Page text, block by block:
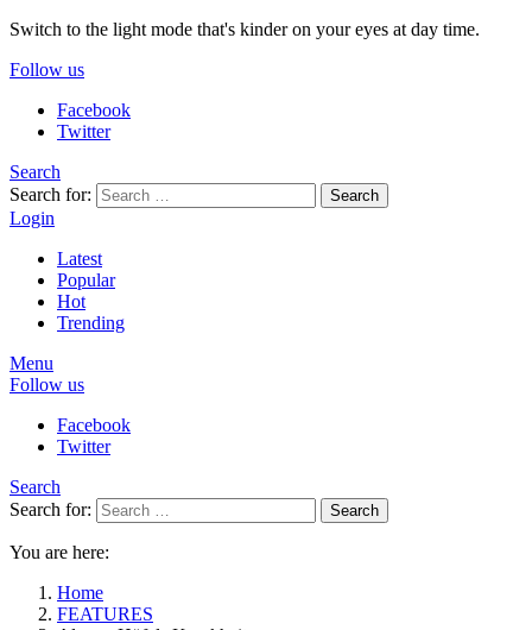
Switch to the light mode that's kinder on your eyes at day time.
Follow us
Facebook
Twitter
Search
Search for:
Search
Login
Latest
Popular
Hot
Trending
Menu
Follow us
Facebook
Twitter
Search
Search for:
Search
You are here:
Home
FEATURES